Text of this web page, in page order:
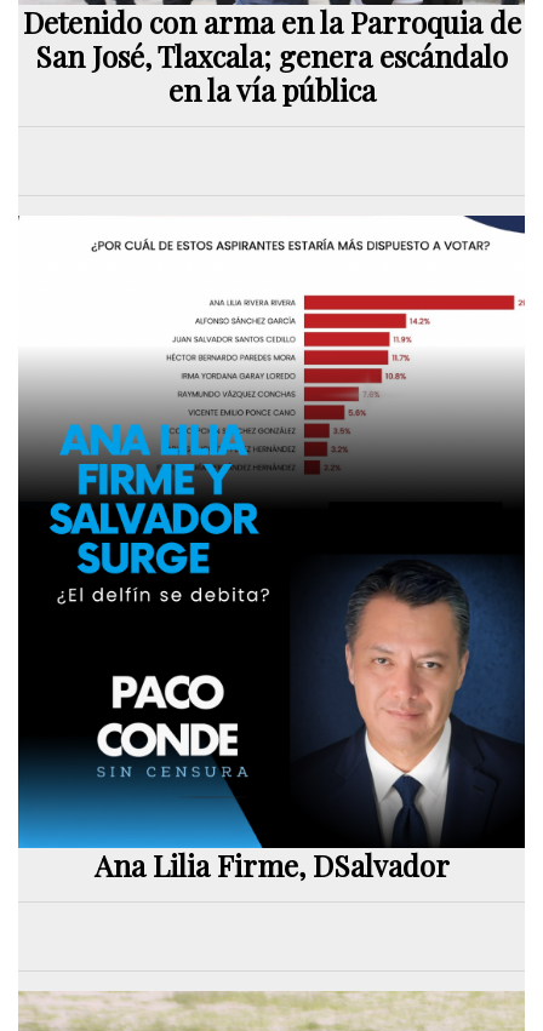
Detenido con arma en la Parroquia de
San José, Tlaxcala; genera escándalo
en la vía pública
Ana Lilia Firme, DSalvador